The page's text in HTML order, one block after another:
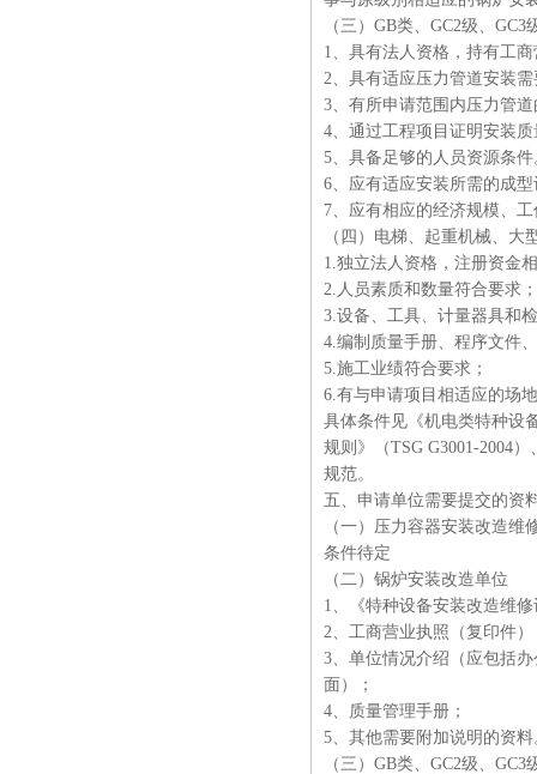
（三）GB类、GC2级、
1、具有法人资格，持有工
2、具有适应压力管道安装
3、有所申请范围内压力管
4、通过工程项目证明安装
5、具备足够的人员资源条件
6、应有适应安装所需的成
7、应有相应的经济规模、
（四）电梯、起重机械、大
1.独立法人资格，注册资金
2.人员素质和数量符合要求；
3.设备、工具、计量器具和
4.编制质量手册、程序文件
5.施工业绩符合要求；
6.有与申请项目相适应的场
具体条件见《机电类特种设
规则》（TSG G3001-2004
规范。
五、申请单位需要提交的资
（一）压力容器安装改造维
条件待定
（二）锅炉安装改造单位
1、《特种设备安装改造维
2、工商营业执照（复印件）
3、单位情况介绍（应包括
面）；
4、质量管理手册；
5、其他需要附加说明的资料
（三）GB类、GC2级、